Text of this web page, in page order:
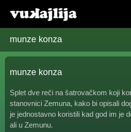
munze konza
munze konza
Splet dve reči na šatrovačkom koji
stanovnici Zemuna, kako bi opisali
je jednostavno koristili kad god im je
ali u Zemunu.